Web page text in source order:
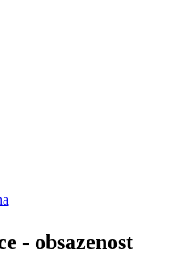
- obsazenost